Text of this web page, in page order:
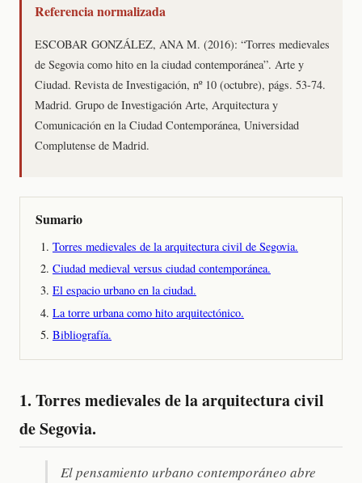
Referencia normalizada
ESCOBAR GONZÁLEZ, ANA M. (2016): “Torres medievales
de Segovia como hito en la ciudad contemporánea”. Arte y
Ciudad. Revista de Investigación, nº 10 (octubre), págs. 53-74.
Madrid. Grupo de Investigación Arte, Arquitectura y
Comunicación en la Ciudad Contemporánea, Universidad
Complutense de Madrid.
Sumario
Torres medievales de la arquitectura civil de Segovia.
Ciudad medieval versus ciudad contemporánea.
El espacio urbano en la ciudad.
La torre urbana como hito arquitectónico.
Bibliografía.
1. Torres medievales de la arquitectura civil
de Segovia.
El pensamiento urbano contemporáneo abre